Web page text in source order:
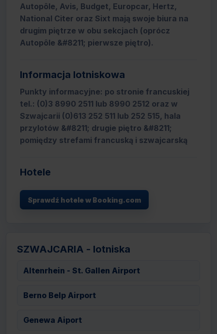
Autopôle, Avis, Budget, Europcar, Hertz,
National Citer oraz Sixt mają swoje biura na
drugim piętrze w obu sekcjach (oprócz
Autopôle &#8211; pierwsze piętro).
Informacja lotniskowa
Punkty informacyjne: po stronie francuskiej
tel.: (0)3 8990 2511 lub 8990 2512 oraz w
Szwajcarii (0)613 252 511 lub 252 515, hala
przylotów &#8211; drugie piętro &#8211;
pomiędzy strefami francuską i szwajcarską
Hotele
Sprawdź hotele w Booking.com
SZWAJCARIA - lotniska
Altenrhein - St. Gallen Airport
Berno Belp Airport
Genewa Aiport